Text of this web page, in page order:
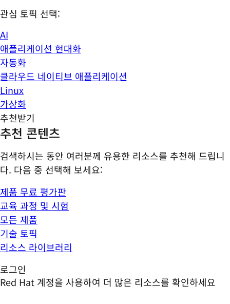
관심 토픽 선택:
AI
애플리케이션 현대화
자동화
클라우드 네이티브 애플리케이션
Linux
가상화
추천받기
추천 콘텐츠
검색하시는 동안 여러분께 유용한 리소스를 추천해 드립니
다. 다음 중 선택해 보세요:
제품 무료 평가판
교육 과정 및 시험
모든 제품
기술 토픽
리소스 라이브러리
로그인
Red Hat 계정을 사용하여 더 많은 리소스를 확인하세요